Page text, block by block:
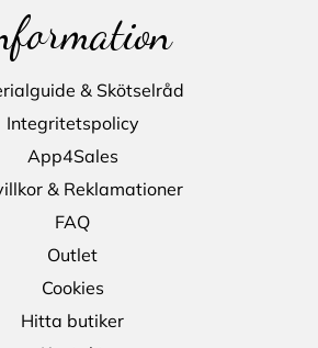
& Skötselråd
Integritetspolicy
App4Sales
& Reklamationer
FAQ
Outlet
Cookies
Hitta butiker